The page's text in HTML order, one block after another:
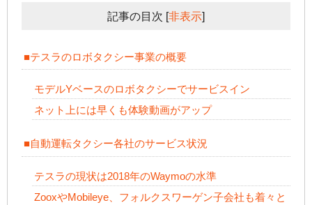
記事の目次 [非表示]
■テスラのロボタクシー事業の概要
モデルYベースのロボタクシーでサービスイン
ネット上には早くも体験動画がアップ
■自動運転タクシー各社のサービス状況
テスラの現状は2018年のWaymoの水準
ZooxやMobileye、フォルクスワーゲン子会社も着々と